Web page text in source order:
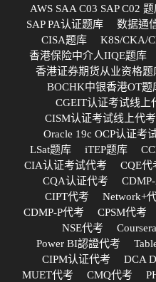
AWS SAA C03 SAP C02
SAP PA认证题库
数据通
CISA题库
K8S/CKA/
香港保险中介人IIQE题库
香港证券期货从业资格题
BOCHK中银香港OT题
CGEIT认证考试线上
CISM认证考试线上代考
Oracle 19c OCP认证考
LSat题库
iTEP题库
CIA认证考试代考
CQE代
CQA认证代考
CIPT代考
Network+
CDMP-P代考
CPSM代考
NSE代考
Power BI認證代考
CIPM认证代考
DCA
MUET代考
CMQ代考